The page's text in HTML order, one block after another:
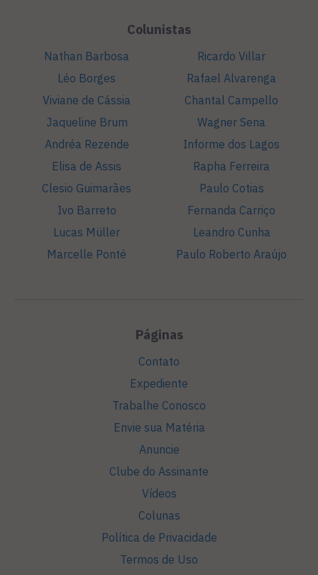
Colunistas
Nathan Barbosa
Léo Borges
Viviane de Cássia
Jaqueline Brum
Andréa Rezende
Elisa de Assis
Clesio Guimarães
Ivo Barreto
Lucas Müller
Marcelle Ponté
Ricardo Villar
Rafael Alvarenga
Chantal Campello
Wagner Sena
Informe dos Lagos
Rapha Ferreira
Paulo Cotias
Fernanda Carriço
Leandro Cunha
Paulo Roberto Araújo
Páginas
Contato
Expediente
Trabalhe Conosco
Envie sua Matéria
Anuncie
Clube do Assinante
Vídeos
Colunas
Política de Privacidade
Termos de Uso